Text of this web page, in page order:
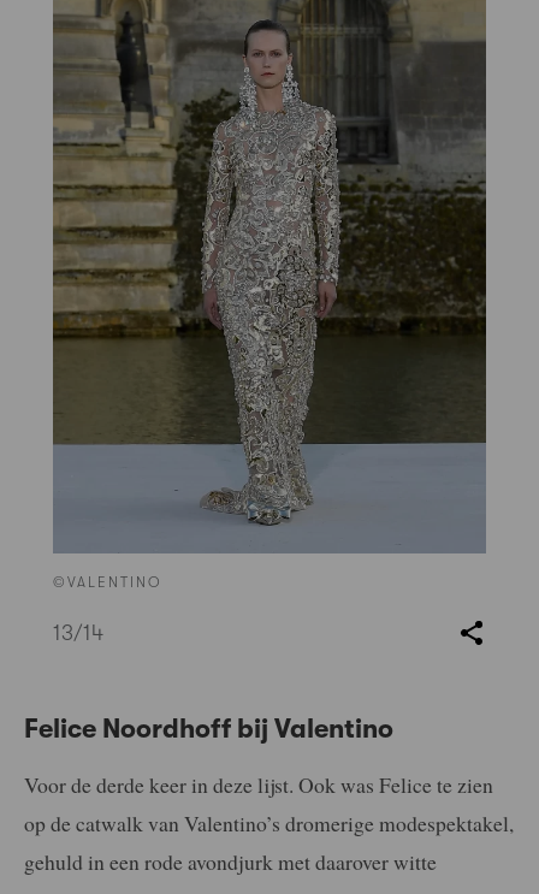
©VALENTINO
13/14
Felice Noordhoff bij Valentino
Voor de derde keer in deze lijst. Ook was Felice te zien
op de catwalk van Valentino’s dromerige modespektakel,
gehuld in een rode avondjurk met daarover witte